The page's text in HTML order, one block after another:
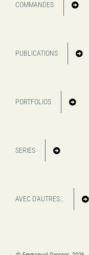
COMMANDES
PUBLICATIONS
PORTFOLIOS
SERIES
AVEC D'AUTRES…